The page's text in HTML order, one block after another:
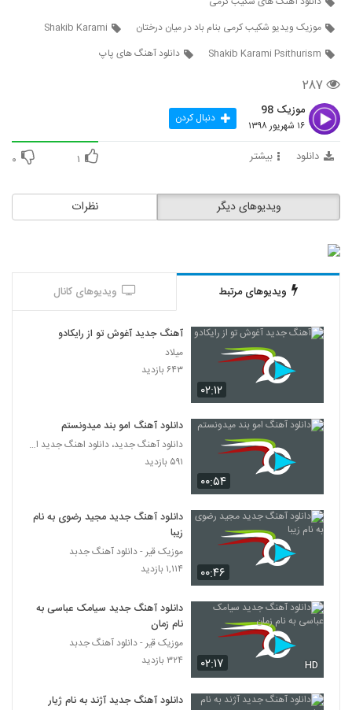
6234
دانلود آهنگ سقا از فرشید هلالی
6236
آهنگ محمد بردستانی بنام هجران
۲۸۸ بازدید
6237
6238
دانلود آهنگ جدید و زیبای امیراردلان یوسفی با
نام آقا جان
۲۴۹ بازدید
آهنگ آرمان آزمند بنام بابا کجایی
دانلود آهنگ موج شیدایی سقا خونه
دانلود آهنگ جدید و زیبای رامین بهارستانی با
نام برادر (به همراه امیرحسین بهارستانی)
۲۵۴ بازدید
دانلود آهنگ گوشواره از شاهین جمشیدپور
شاهین جمشیدپور آهنگ وفا دریاسی
6245
Milad Maghsoudi Sayednal Mazloom
موزیک ویدیو شکیب کرمی بنام باد در میان درختان
Shakib Karami
Shakib Karami Psithurism
دانلود آهنگ های پاپ
۲۸۷
موزیک 98
۱۶ شهریور ۱۳۹۸ دنبال کردن
دانلود بیشتر ۱ ۰
نظرات ویدیوهای دیگر
ویدیوهای مرتبط ویدیوهای کانال
۰۲:۱۲
آهنگ جدید آغوش تو از رایکادو
میلاد
۶۴۳ بازدید
۰۰:۵۴
دانلود آهنگ امو بند میدونستم
دانلود آهنگ جدید، دانلود اهنگ جدید ایرانی
۵۹۱ بازدید
۰۰:۴۶
دانلود آهنگ جدید مجید رضوی به نام
زیبا
موزیک قیر - دانلود آهنگ جدبد
۱,۱۱۴ بازدید
۰۲:۱۷ HD
دانلود آهنگ جدید سیامک عباسی به
نام زمان
موزیک قیر - دانلود آهنگ جدبد
۳۲۴ بازدید
دانلود آهنگ جدید آژند به نام ژیار